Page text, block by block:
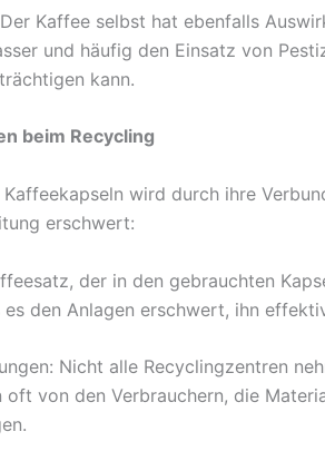
Kaffee selbst hat ebenfalls
und häufig den Einsatz von
kann.
beim Recycling
wird durch ihre
erschwert:
der in den gebrauchten
es den Anlagen erschwert, ihn
Nicht alle Recyclingzentren
oft von den Verbrauchern, die